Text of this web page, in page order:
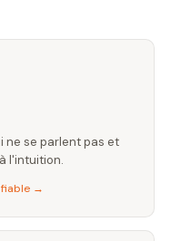
ne se parlent pas et
l'intuition.
fiable →